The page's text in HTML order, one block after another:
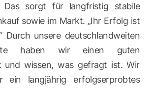
Das sorgt für langfristig stabile
sowie im Markt. „Ihr Erfolg ist
Durch unsere deutschlandweiten
haben wir einen guten
und wissen, was gefragt ist. Wir
ein langjährig erfolgserprobtes